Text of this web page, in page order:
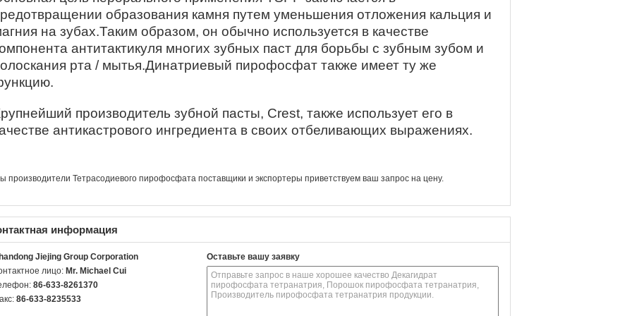
образования камня путем уменьшения отложения кальция и
на зубах.Таким образом, он обычно используется в качестве
антитактикуля многих зубных паст для борьбы с зубным зубом и
рта / мытья.Динатриевый пирофосфат также имеет ту же
производитель зубной пасты, Crest, также использует его в
антикастрового ингредиента в своих отбеливающих выражениях.
производители Тетрасодиевого пирофосфата поставщики и экспортеры приветствуем ваш запрос на цену.
информация
Jiejing Group Corporation
лицо: Mr. Michael Cui
86-633-8261370
86-633-8235533
Оставьте вашу заявку